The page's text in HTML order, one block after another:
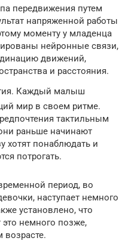
передвижения путем
напряженной работы
моменту у младенца
нейронные связи,
движений,
и расстояния.
Каждый малыш
мир в своем ритме.
тактильным
раньше начинают
хотят понаблюдать и
потрогать.
период, во
наступает немного
установлено, что
немного позже,